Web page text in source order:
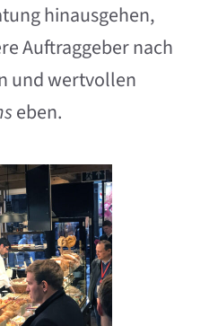
hinausgehen,
Auftraggeber nach
und wertvollen
eben.